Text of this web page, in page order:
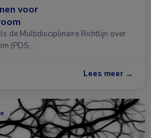
voor
de Multidisciplinaire Richtlijn over
(PDS …
Lees meer →